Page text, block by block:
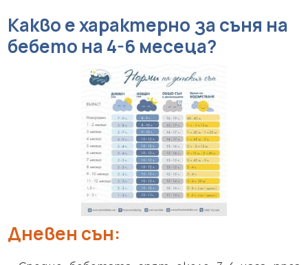
Какво е характерно за съня на
бебето на 4-6 месеца?
Дневен сън: